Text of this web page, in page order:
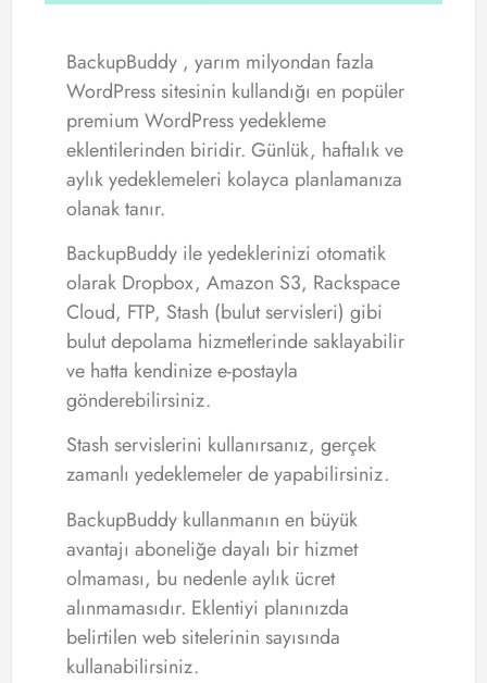
BackupBuddy , yarım milyondan fazla
WordPress sitesinin kullandığı en popüler
premium WordPress yedekleme
eklentilerinden biridir. Günlük, haftalık ve
aylık yedeklemeleri kolayca planlamanıza
olanak tanır.
BackupBuddy ile yedeklerinizi otomatik
olarak Dropbox, Amazon S3, Rackspace
Cloud, FTP, Stash (bulut servisleri) gibi
bulut depolama hizmetlerinde saklayabilir
ve hatta kendinize e-postayla
gönderebilirsiniz.
Stash servislerini kullanırsanız, gerçek
zamanlı yedeklemeler de yapabilirsiniz.
BackupBuddy kullanmanın en büyük
avantajı aboneliğe dayalı bir hizmet
olmaması, bu nedenle aylık ücret
alınmamasıdır. Eklentiyi planınızda
belirtilen web sitelerinin sayısında
kullanabilirsiniz.